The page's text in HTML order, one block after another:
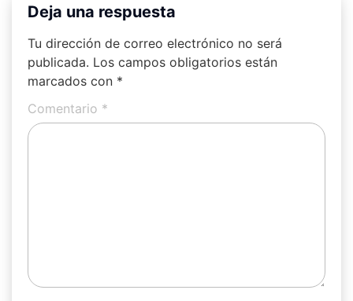
Deja una respuesta
Tu dirección de correo electrónico no será
publicada. Los campos obligatorios están
marcados con *
Comentario *